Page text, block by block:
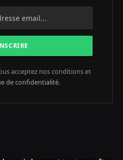
acceptez nos conditions et
de confidentialité.